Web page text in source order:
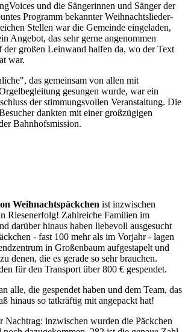
und die Sängerinnen und Sänger der
Programm bekannter Weihnachtslieder-
Stellen war die Gemeinde eingeladen,
Angebot, das sehr gerne angenommen
der großen Leinwand halfen da, wo der Text
war.
das gemeinsam von allen mit
gesungen wurde, war ein
der stimmungsvollen Veranstaltung. Die
dankten mit einer großzügigen
Bahnhofsmission.
Weihnachtspäckchen ist inzwischen
Riesenerfolg! Zahlreiche Familien im
darüber hinaus haben liebevoll ausgesucht
- fast 100 mehr als im Vorjahr - lagen
in Großenbaum aufgestapelt und
denen, die es gerade so sehr brauchen.
für den Transport über 800 € gespendet.
alle, die gespendet haben und dem Team, das
hinaus so tatkräftig mit angepackt hat!
Nachtrag: inzwischen wurden die Päckchen